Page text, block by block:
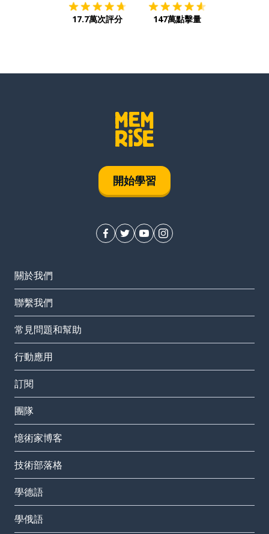
17.7萬次評分 147萬點擊量
開始學習
關於我們
聯繫我們
常見問題和幫助
行動應用
訂閱
團隊
憶術家博客
技術部落格
學德語
學俄語